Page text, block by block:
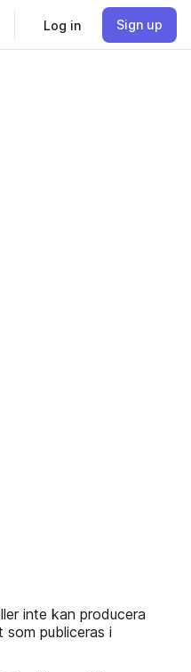
Log in Sign up
inte kan producera
publiceras i